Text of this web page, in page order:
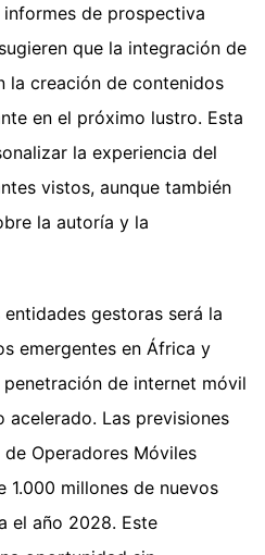
de prospectiva
que la integración de
la creación de contenidos
en el próximo lustro. Esta
la experiencia del
vistos, aunque también
la autoría y la
gestoras será la
emergentes en África y
de internet móvil
Las previsiones
Operadores Móviles
1.000 millones de nuevos
el año 2028. Este